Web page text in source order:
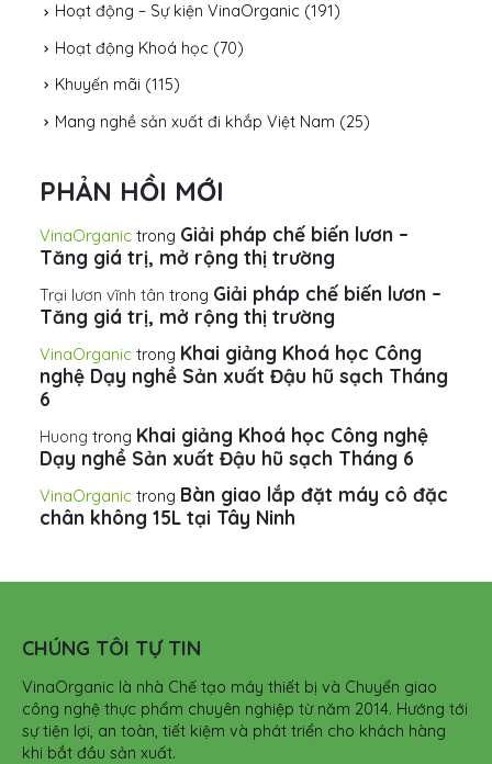
Hoạt động – Sự kiện VinaOrganic (191)
Hoạt động Khoá học (70)
Khuyến mãi (115)
Mang nghề sản xuất đi khắp Việt Nam (25)
PHẢN HỒI MỚI
VinaOrganic trong Giải pháp chế biến lươn –
Tăng giá trị, mở rộng thị trường
Trại lươn vĩnh tân trong Giải pháp chế biến lươn –
Tăng giá trị, mở rộng thị trường
VinaOrganic trong Khai giảng Khoá học Công
nghệ Dạy nghề Sản xuất Đậu hũ sạch Tháng
6
Huong trong Khai giảng Khoá học Công nghệ
Dạy nghề Sản xuất Đậu hũ sạch Tháng 6
VinaOrganic trong Bàn giao lắp đặt máy cô đặc
chân không 15L tại Tây Ninh
CHÚNG TÔI TỰ TIN
VinaOrganic là nhà Chế tạo máy thiết bị và Chuyển giao
công nghệ thực phẩm chuyên nghiệp từ năm 2014. Hướng tới
sự tiện lợi, an toàn, tiết kiệm và phát triển cho khách hàng
khi bắt đầu sản xuất.